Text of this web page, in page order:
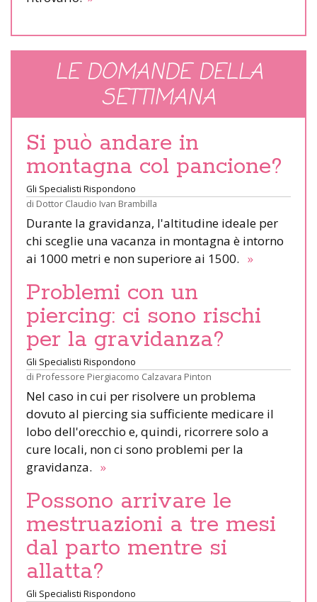
LE DOMANDE DELLA
SETTIMANA
Si può andare in
montagna col pancione?
Gli Specialisti Rispondono
di Dottor Claudio Ivan Brambilla
Durante la gravidanza, l'altitudine ideale per
chi sceglie una vacanza in montagna è intorno
ai 1000 metri e non superiore ai 1500. »
Problemi con un
piercing: ci sono rischi
per la gravidanza?
Gli Specialisti Rispondono
di Professore Piergiacomo Calzavara Pinton
Nel caso in cui per risolvere un problema
dovuto al piercing sia sufficiente medicare il
lobo dell'orecchio e, quindi, ricorrere solo a
cure locali, non ci sono problemi per la
gravidanza. »
Possono arrivare le
mestruazioni a tre mesi
dal parto mentre si
allatta?
Gli Specialisti Rispondono